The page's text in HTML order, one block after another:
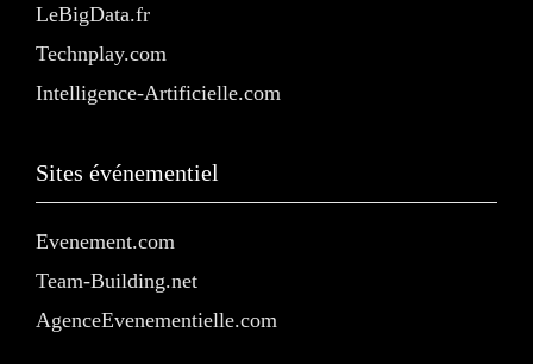
LeBigData.fr
Technplay.com
Intelligence-Artificielle.com
Sites événementiel
Evenement.com
Team-Building.net
AgenceEvenementielle.com